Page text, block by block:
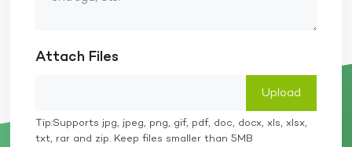
Attach Files
Tip:Supports jpg, jpeg, png, gif, pdf, doc, docx, xls, xlsx,
txt, rar and zip. Keep files smaller than 5MB